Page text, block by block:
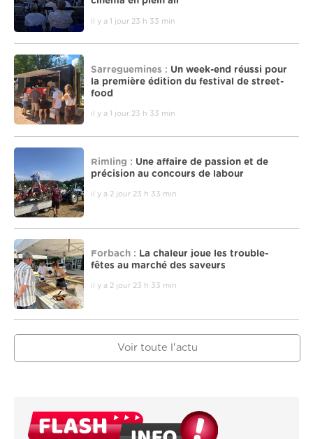
il y a 1 jour 23 h 33 min
Sarreguemines : Un week-end réussi pour
la première édition du festival de street-
food
il y a 1 jour 23 h 33 min
Rimling : Une affaire de passion et de
précision au concours de labour
il y a 2 jour 23 h 33 min
Forbach : La chaleur joue les trouble-
fêtes au marché des saveurs
il y a 2 jour 23 h 33 min
Voir toute l'actu